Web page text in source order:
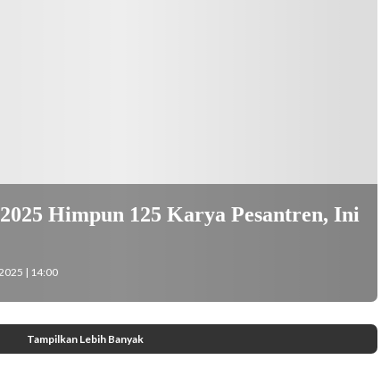
Himpun 125 Karya Pesantren, Ini
| 14:00
Tampilkan Lebih Banyak